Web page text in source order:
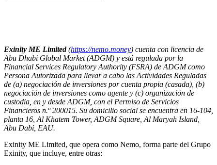
Exinity ME Limited(https://nemo.money) cuenta con licencia de
Abu Dhabi Global Market (ADGM) y está regulada por la
Financial Services Regulatory Authority (FSRA) de ADGM como
Persona Autorizada para llevar a cabo las Actividades Reguladas
de (a) negociación de inversiones por cuenta propia (casada), (b)
negociación de inversiones como agente y (c) organización de
custodia, en y desde ADGM, con el Permiso de Servicios
Financieros n.º 200015. Su domicilio social se encuentra en 16-104,
planta 16, Al Khatem Tower, ADGM Square, Al Maryah Island,
Abu Dabi, EAU.
Exinity ME Limited, que opera como Nemo, forma parte del Grupo
Exinity, que incluye, entre otras: